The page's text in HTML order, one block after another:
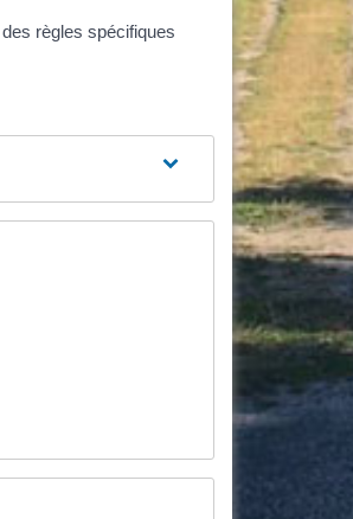
règles spécifiques